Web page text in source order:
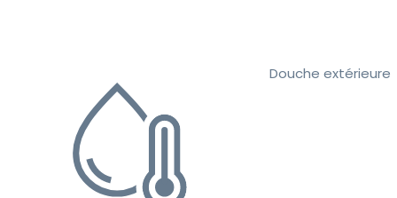
Douche extérieure